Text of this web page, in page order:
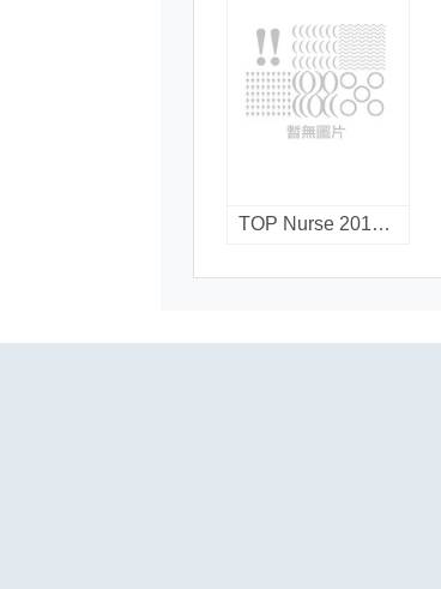
TOP Nurse 2015 : 藥理學 / 蔡牧名作